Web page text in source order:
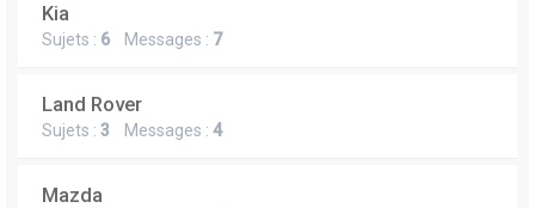
Kia
Sujets : 6 Messages : 7
Land Rover
Sujets : 3 Messages : 4
Mazda